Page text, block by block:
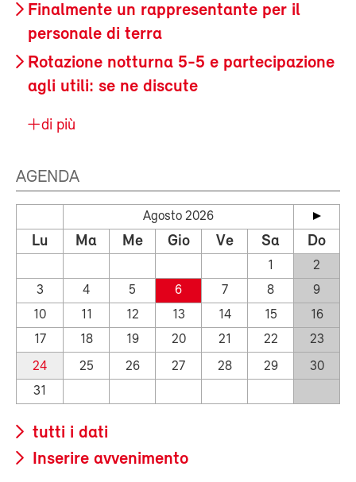
Finalmente un rappresentante per il
personale di terra
Rotazione notturna 5-5 e partecipazione
agli utili: se ne discute
di più
AGENDA
Agosto 2026
Lu Ma Me Gio Ve Sa Do
1
2
3
4 5 6 7 8
9
10
11 12 13 14 15
16
17
18 19 20 21 22
23
24
25 26 27 28 29
30
31
tutti i dati
Inserire avvenimento